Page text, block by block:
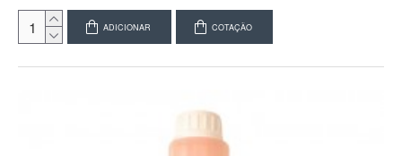
ADICIONAR COTAÇÃO